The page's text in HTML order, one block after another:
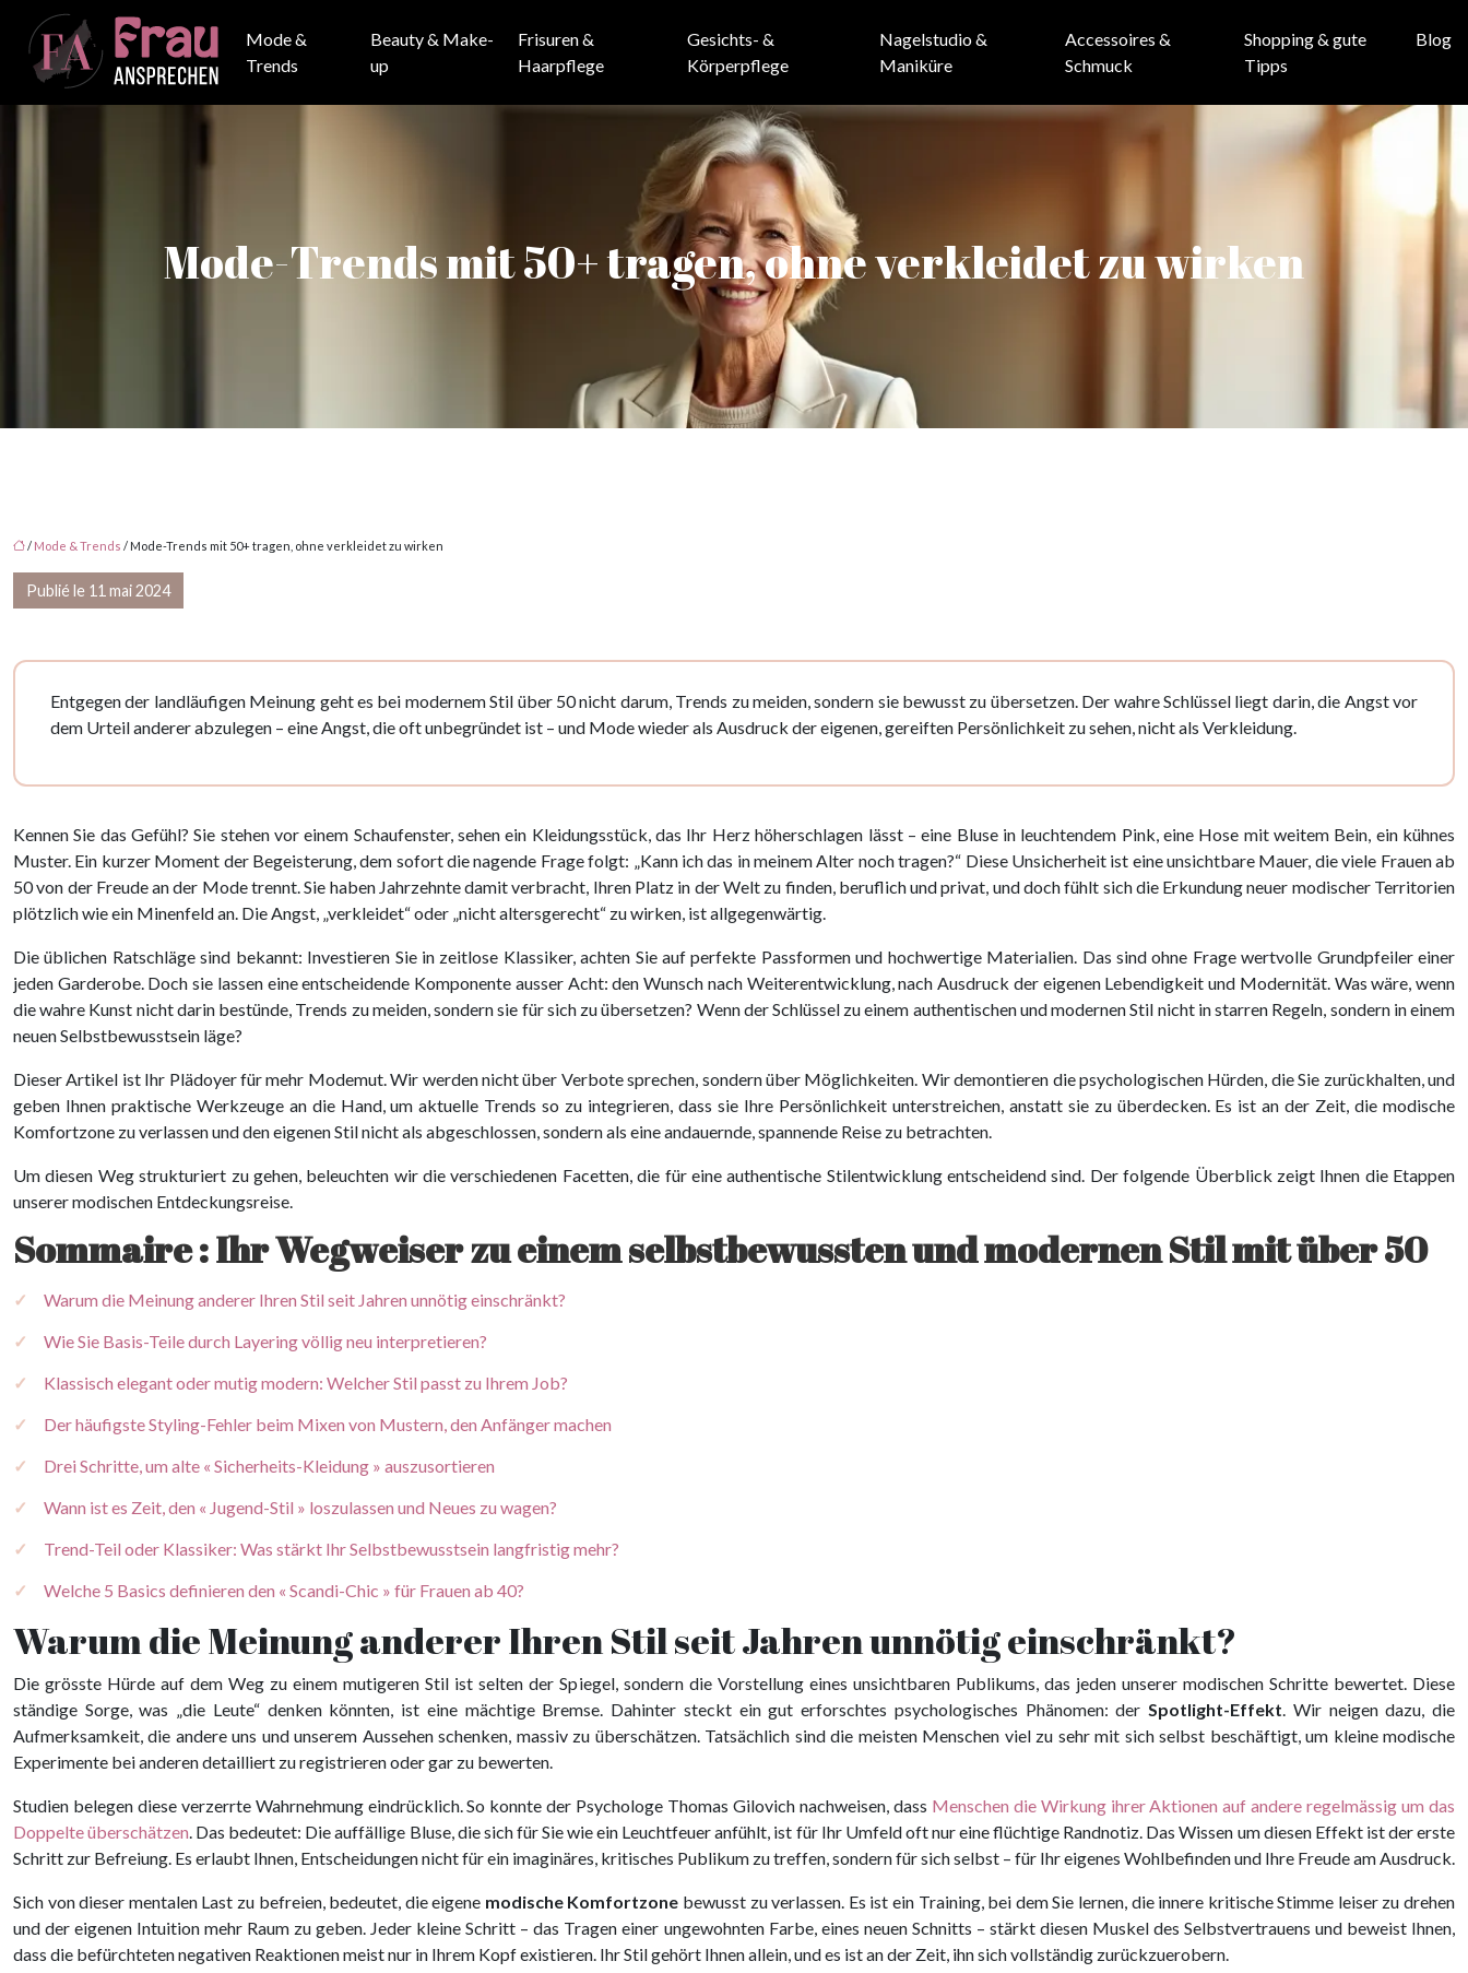
Mode &
Trends
Beauty & Make-
up
Frisuren &
Haarpflege
Gesichts- &
Körperpflege
Nagelstudio &
Maniküre
Accessoires &
Schmuck
Shopping & gute
Tipps
Blog
Mode-Trends mit 50+ tragen, ohne verkleidet zu wirken
/ Mode & Trends / Mode-Trends mit 50+ tragen, ohne verkleidet zu wirken
Publié le 11 mai 2024
Entgegen der landläufigen Meinung geht es bei modernem Stil über 50 nicht darum, Trends zu meiden, sondern sie bewusst zu übersetzen. Der wahre Schlüssel liegt darin, die Angst vor
dem Urteil anderer abzulegen – eine Angst, die oft unbegründet ist – und Mode wieder als Ausdruck der eigenen, gereiften Persönlichkeit zu sehen, nicht als Verkleidung.
Kennen Sie das Gefühl? Sie stehen vor einem Schaufenster, sehen ein Kleidungsstück, das Ihr Herz höherschlagen lässt – eine Bluse in leuchtendem Pink, eine Hose mit weitem Bein, ein kühnes
Muster. Ein kurzer Moment der Begeisterung, dem sofort die nagende Frage folgt: „Kann ich das in meinem Alter noch tragen?“ Diese Unsicherheit ist eine unsichtbare Mauer, die viele Frauen ab
50 von der Freude an der Mode trennt. Sie haben Jahrzehnte damit verbracht, Ihren Platz in der Welt zu finden, beruflich und privat, und doch fühlt sich die Erkundung neuer modischer Territorien
plötzlich wie ein Minenfeld an. Die Angst, „verkleidet“ oder „nicht altersgerecht“ zu wirken, ist allgegenwärtig.
Die üblichen Ratschläge sind bekannt: Investieren Sie in zeitlose Klassiker, achten Sie auf perfekte Passformen und hochwertige Materialien. Das sind ohne Frage wertvolle Grundpfeiler einer
jeden Garderobe. Doch sie lassen eine entscheidende Komponente ausser Acht: den Wunsch nach Weiterentwicklung, nach Ausdruck der eigenen Lebendigkeit und Modernität. Was wäre, wenn
die wahre Kunst nicht darin bestünde, Trends zu meiden, sondern sie für sich zu übersetzen? Wenn der Schlüssel zu einem authentischen und modernen Stil nicht in starren Regeln, sondern in einem
neuen Selbstbewusstsein läge?
Dieser Artikel ist Ihr Plädoyer für mehr Modemut. Wir werden nicht über Verbote sprechen, sondern über Möglichkeiten. Wir demontieren die psychologischen Hürden, die Sie zurückhalten, und
geben Ihnen praktische Werkzeuge an die Hand, um aktuelle Trends so zu integrieren, dass sie Ihre Persönlichkeit unterstreichen, anstatt sie zu überdecken. Es ist an der Zeit, die modische
Komfortzone zu verlassen und den eigenen Stil nicht als abgeschlossen, sondern als eine andauernde, spannende Reise zu betrachten.
Um diesen Weg strukturiert zu gehen, beleuchten wir die verschiedenen Facetten, die für eine authentische Stilentwicklung entscheidend sind. Der folgende Überblick zeigt Ihnen die Etappen
unserer modischen Entdeckungsreise.
Sommaire : Ihr Wegweiser zu einem selbstbewussten und modernen Stil mit über 50
Warum die Meinung anderer Ihren Stil seit Jahren unnötig einschränkt?
Wie Sie Basis-Teile durch Layering völlig neu interpretieren?
Klassisch elegant oder mutig modern: Welcher Stil passt zu Ihrem Job?
Der häufigste Styling-Fehler beim Mixen von Mustern, den Anfänger machen
Drei Schritte, um alte « Sicherheits-Kleidung » auszusortieren
Wann ist es Zeit, den « Jugend-Stil » loszulassen und Neues zu wagen?
Trend-Teil oder Klassiker: Was stärkt Ihr Selbstbewusstsein langfristig mehr?
Welche 5 Basics definieren den « Scandi-Chic » für Frauen ab 40?
Warum die Meinung anderer Ihren Stil seit Jahren unnötig einschränkt?
Die grösste Hürde auf dem Weg zu einem mutigeren Stil ist selten der Spiegel, sondern die Vorstellung eines unsichtbaren Publikums, das jeden unserer modischen Schritte bewertet. Diese
ständige Sorge, was „die Leute“ denken könnten, ist eine mächtige Bremse. Dahinter steckt ein gut erforschtes psychologisches Phänomen: derSpotlight-Effekt. Wir neigen dazu, die
Aufmerksamkeit, die andere uns und unserem Aussehen schenken, massiv zu überschätzen. Tatsächlich sind die meisten Menschen viel zu sehr mit sich selbst beschäftigt, um kleine modische
Experimente bei anderen detailliert zu registrieren oder gar zu bewerten.
Studien belegen diese verzerrte Wahrnehmung eindrücklich. So konnte der Psychologe Thomas Gilovich nachweisen, dass Menschen die Wirkung ihrer Aktionen auf andere regelmässig um das
Doppelte überschätzen. Das bedeutet: Die auffällige Bluse, die sich für Sie wie ein Leuchtfeuer anfühlt, ist für Ihr Umfeld oft nur eine flüchtige Randnotiz. Das Wissen um diesen Effekt ist der erste
Schritt zur Befreiung. Es erlaubt Ihnen, Entscheidungen nicht für ein imaginäres, kritisches Publikum zu treffen, sondern für sich selbst – für Ihr eigenes Wohlbefinden und Ihre Freude am Ausdruck.
Sich von dieser mentalen Last zu befreien, bedeutet, die eigene modische Komfortzone bewusst zu verlassen. Es ist ein Training, bei dem Sie lernen, die innere kritische Stimme leiser zu drehen
und der eigenen Intuition mehr Raum zu geben. Jeder kleine Schritt – das Tragen einer ungewohnten Farbe, eines neuen Schnitts – stärkt diesen Muskel des Selbstvertrauens und beweist Ihnen,
dass die befürchteten negativen Reaktionen meist nur in Ihrem Kopf existieren. Ihr Stil gehört Ihnen allein, und es ist an der Zeit, ihn sich vollständig zurückzuerobern.